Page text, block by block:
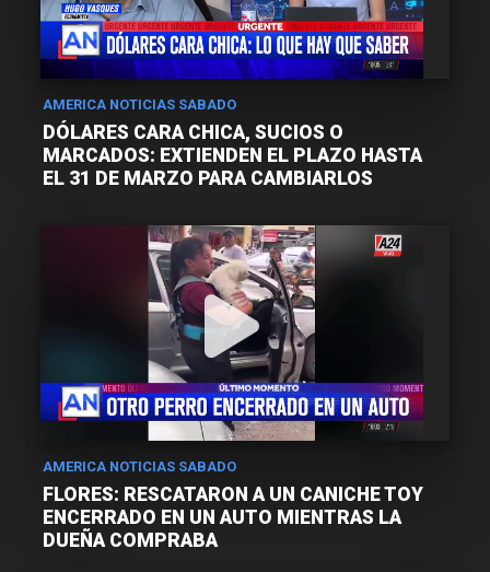
AMERICA NOTICIAS SABADO
DÓLARES CARA CHICA, SUCIOS O
MARCADOS: EXTIENDEN EL PLAZO HASTA
EL 31 DE MARZO PARA CAMBIARLOS
AMERICA NOTICIAS SABADO
FLORES: RESCATARON A UN CANICHE TOY
ENCERRADO EN UN AUTO MIENTRAS LA
DUEÑA COMPRABA